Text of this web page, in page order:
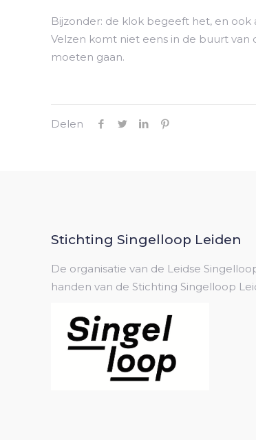
Bijzonder: de klok begeeft het, en
Velzen komt niet eens in de buurt van
moeten gaan.
Delen
Stichting Singelloop Leiden
De organisatie van de Leidse
handen van de Stichting Singelloop